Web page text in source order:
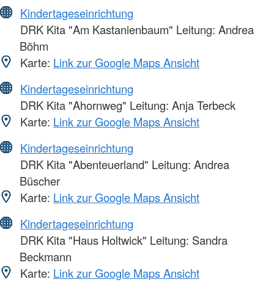
Kindertageseinrichtung
DRK Kita "Am Kastanienbaum" Leitung: Andrea
Böhm
Karte: Link zur Google Maps Ansicht
Kindertageseinrichtung
DRK Kita "Ahornweg" Leitung: Anja Terbeck
Karte: Link zur Google Maps Ansicht
Kindertageseinrichtung
DRK Kita "Abenteuerland" Leitung: Andrea
Büscher
Karte: Link zur Google Maps Ansicht
Kindertageseinrichtung
DRK Kita "Haus Holtwick" Leitung: Sandra
Beckmann
Karte: Link zur Google Maps Ansicht